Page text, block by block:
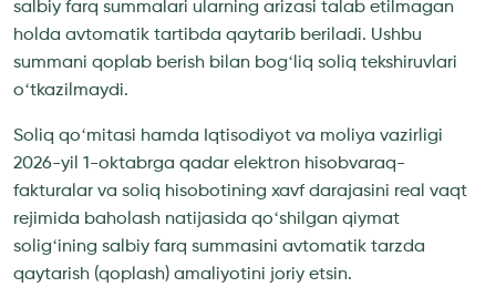
salbiy farq summalari ularning arizasi talab etilmagan
holda avtomatik tartibda qaytarib beriladi. Ushbu
summani qoplab berish bilan bogʻliq soliq tekshiruvlari
oʻtkazilmaydi.
Soliq qoʻmitasi hamda Iqtisodiyot va moliya vazirligi
2026-yil 1-oktabrga qadar elektron hisobvaraq-
fakturalar va soliq hisobotining xavf darajasini real vaqt
rejimida baholash natijasida qoʻshilgan qiymat
soligʻining salbiy farq summasini avtomatik tarzda
qaytarish (qoplash) amaliyotini joriy etsin.